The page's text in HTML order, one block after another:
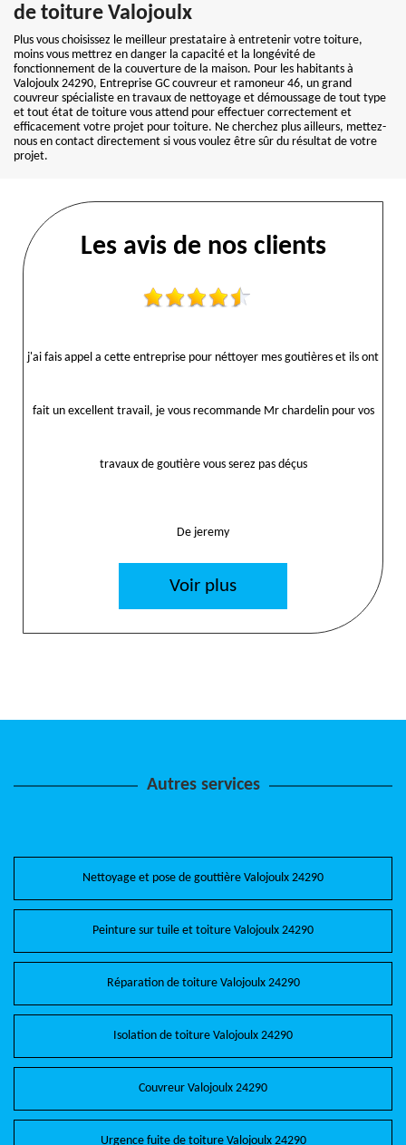
de toiture Valojoulx
Plus vous choisissez le meilleur prestataire à entretenir votre toiture,
moins vous mettrez en danger la capacité et la longévité de
fonctionnement de la couverture de la maison. Pour les habitants à
Valojoulx 24290, Entreprise GC couvreur et ramoneur 46, un grand
couvreur spécialiste en travaux de nettoyage et démoussage de tout type
et tout état de toiture vous attend pour effectuer correctement et
efficacement votre projet pour toiture. Ne cherchez plus ailleurs, mettez-
nous en contact directement si vous voulez être sûr du résultat de votre
projet.
Les avis de nos clients
j'ai fais appel a cette entreprise pour néttoyer mes goutières et ils ont
fait un excellent travail, je vous recommande Mr chardelin pour vos
travaux de goutière vous serez pas déçus
De jeremy
Voir plus
Autres services
Nettoyage et pose de gouttière Valojoulx 24290
Peinture sur tuile et toiture Valojoulx 24290
Réparation de toiture Valojoulx 24290
Isolation de toiture Valojoulx 24290
Couvreur Valojoulx 24290
Urgence fuite de toiture Valojoulx 24290